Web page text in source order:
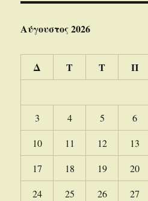
Αύγουστος 2026
Δ Τ Τ Π
3
4 5 6
10
11 12 13
17
18 19 20
24
25 26 27